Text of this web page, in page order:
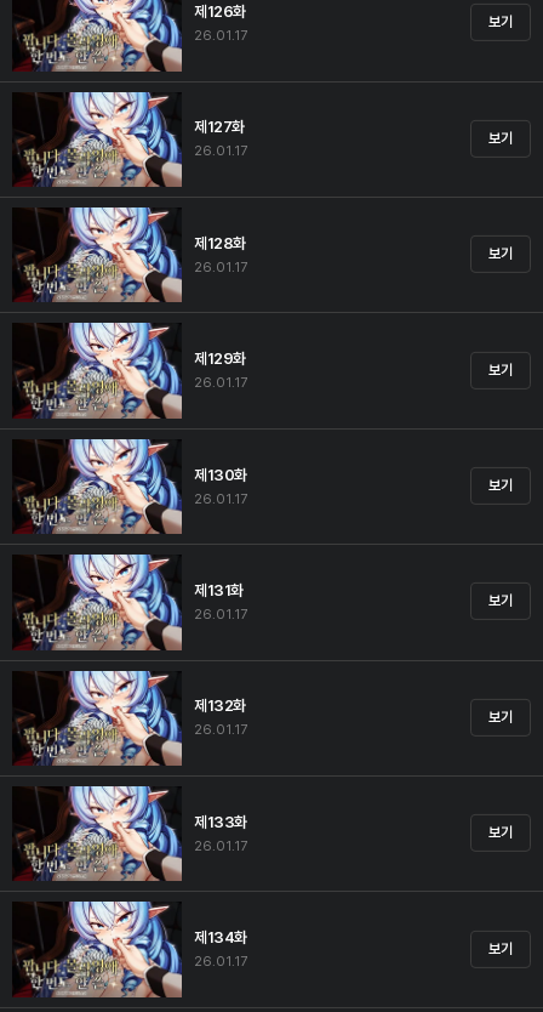
제126화
26.01.17
보기
제127화
26.01.17
보기
제128화
26.01.17
보기
제129화
26.01.17
보기
제130화
26.01.17
보기
제131화
26.01.17
보기
제132화
26.01.17
보기
제133화
26.01.17
보기
제134화
26.01.17
보기